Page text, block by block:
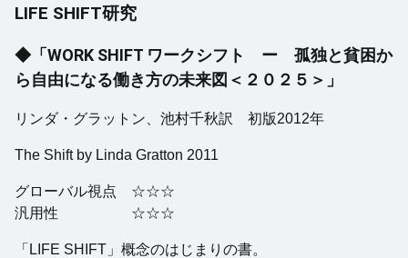
LIFE SHIFT研究
◆「WORK SHIFT ワークシフト ー 孤独と貧困か
ら自由になる働き方の未来図＜２０２５＞」
リンダ・グラットン、池村千秋訳 初版2012年
The Shift by Linda Gratton 2011
グローバル視点 ☆☆☆
汎用性 ☆☆☆
「LIFE SHIFT」概念のはじまりの書。